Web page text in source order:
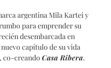
argentina Mila Kartei y
para emprender su
desembarcada en
capítulo de su vida
co-creando Casa Ribera.